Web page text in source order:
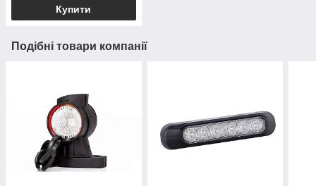
Купити
Подібні товари компанії